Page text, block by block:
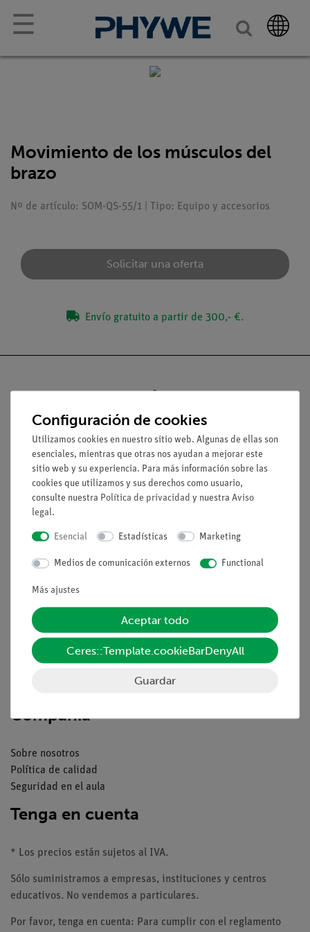
☰
Movimiento de los músculos del
brazo
Nº de artículo: SOM-QS-55/1 | Tipo: Equipo y accesorios
Solicitar una oferta
Envío gratuito a partir de 300,- €.
Nach oben
Aviso lega
Contacto
Declaración de privacidad
Servicio
Resumen del servicio
Descargas
Catálogos
Compañía
Sobre nosotros
Política de calidad
Seguridad en el aula
Tenga en cuenta
* Los precios están sujetos al IVA.
Sólo suministramos a empresas, instituciones y centros
educativos. No vendemos a particulares.
Por favor, tenga en cuenta: Para cumplir con el reglamento
Configuración de cookies
Utilizamos cookies en nuestro sitio web. Algunas de ellas son
esenciales, mientras que otras nos ayudan a mejorar este
sitio web y su experiencia. Para más información sobre las
cookies que utilizamos y sus derechos como usuario,
consulte nuestra Política de privacidad y nuestra Aviso
legal.
Esencial Estadísticas Marketing
Medios de comunicación externos Functional
Más ajustes
Aceptar todo
Ceres::Template.cookieBarDenyAll
Guardar